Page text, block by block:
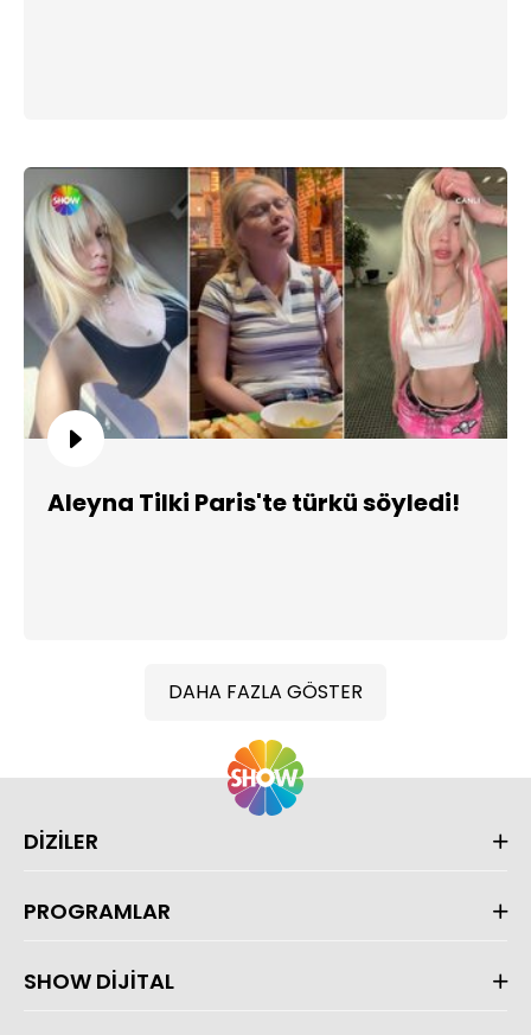
Aleyna Tilki Paris'te türkü söyledi!
DAHA FAZLA GÖSTER
DİZİLER
PROGRAMLAR
SHOW DİJİTAL